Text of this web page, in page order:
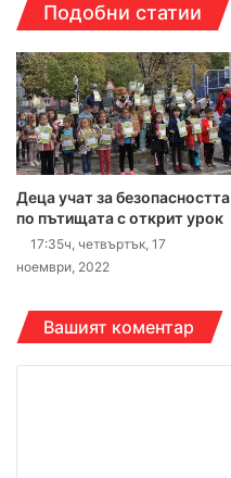
Подобни статии
Деца учат за безопасността
по пътищата с открит урок
17:35ч, четвъртък, 17
ноември, 2022
Вашият коментар